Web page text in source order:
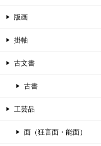
版画
掛軸
古文書
古書
工芸品
面（狂言面・能面）